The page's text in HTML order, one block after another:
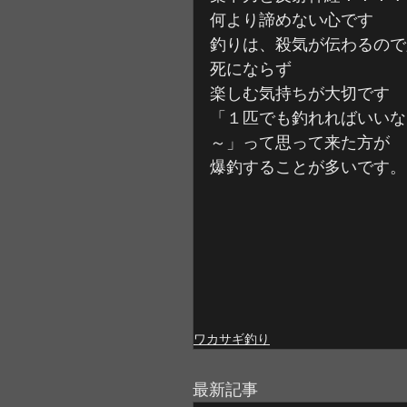
何より諦めない心です
釣りは、殺気が伝わるの
死にならず
楽しむ気持ちが大切です
「１匹でも釣れればいいな
～」って思って来た方が
爆釣することが多いです。
ワカサギ釣り
最新記事